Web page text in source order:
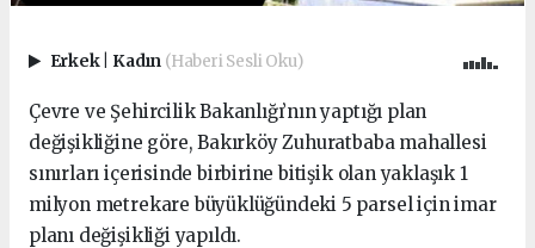
Erkek Kadın (Haberi Sesli Oku)
Çevre ve Şehircilik Bakanlığı’nın yaptığı plan
değişikliğine göre, Bakırköy Zuhuratbaba mahallesi
sınırları içerisinde birbirine bitişik olan yaklaşık 1
milyon metrekare büyüklüğündeki 5 parsel için imar
planı değişikliği yapıldı.